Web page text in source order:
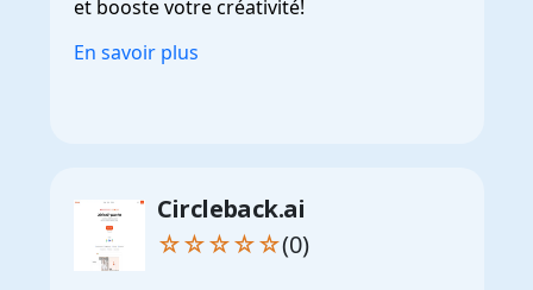
et booste votre créativité!
En savoir plus
Circleback.ai
☆☆☆☆☆(0)